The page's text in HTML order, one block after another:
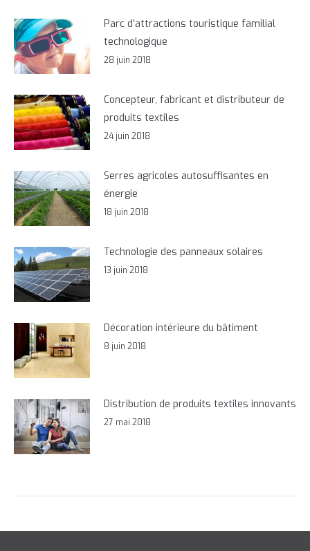
Parc d’attractions touristique familial
technologique
28 juin 2018
Concepteur, fabricant et distributeur de
produits textiles
24 juin 2018
Serres agricoles autosuffisantes en
énergie
18 juin 2018
Technologie des panneaux solaires
13 juin 2018
Décoration intérieure du bâtiment
8 juin 2018
Distribution de produits textiles innovants
27 mai 2018